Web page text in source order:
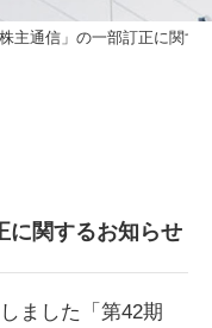
株主通信」の一部訂正に関す
に関するお知らせ
ました「第42期